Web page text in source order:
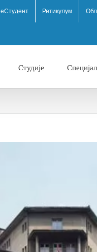
еСтудент Ретикулум
Студије